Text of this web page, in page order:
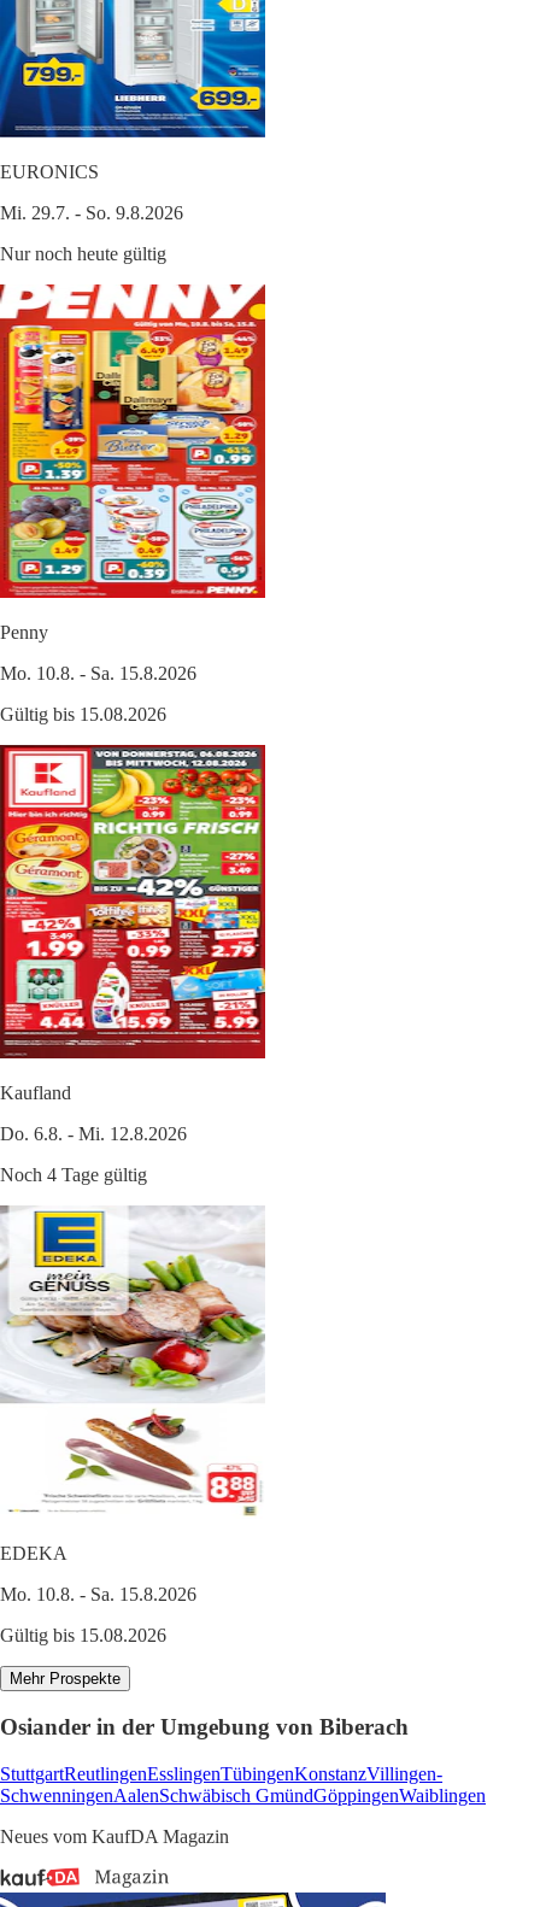
EURONICS
Mi. 29.7. - So. 9.8.2026
Nur noch heute gültig
Penny
Mo. 10.8. - Sa. 15.8.2026
Gültig bis 15.08.2026
Kaufland
Do. 6.8. - Mi. 12.8.2026
Noch 4 Tage gültig
EDEKA
Mo. 10.8. - Sa. 15.8.2026
Gültig bis 15.08.2026
Mehr Prospekte
Osiander in der Umgebung von Biberach
StuttgartReutlingenEsslingenTübingenKonstanzVillingen-
SchwenningenAalenSchwäbisch GmündGöppingenWaiblingen
Neues vom KaufDA Magazin